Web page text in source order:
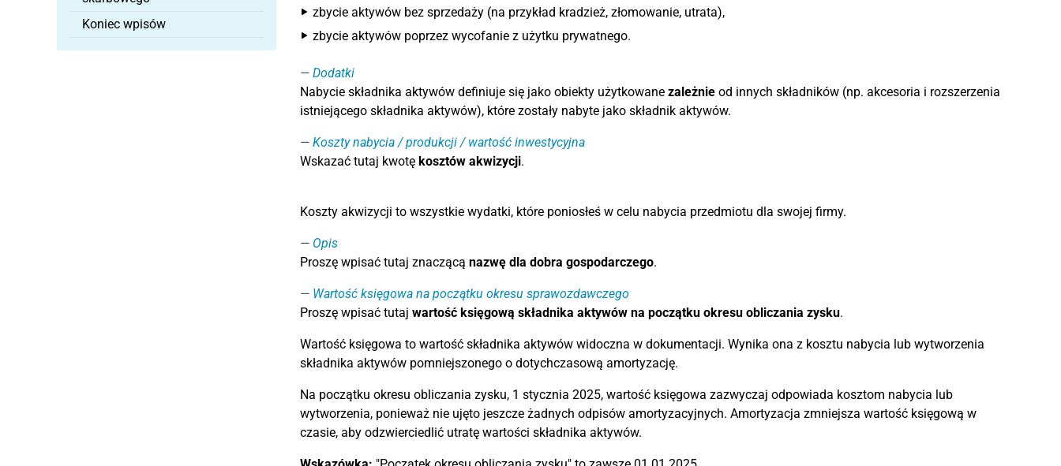
zbycie aktywów bez sprzedaży (na przykład kradzież, złomowanie, utrata),
zbycie aktywów poprzez wycofanie z użytku prywatnego.
Dodatki
Nabycie składnika aktywów definiuje się jako obiekty użytkowane zależnieod innych składników (np. akcesoria i rozszerzenia
istniejącego składnika aktywów), które zostały nabyte jako składnik aktywów.
Koszty nabycia / produkcji / wartość inwestycyjna
Wskazać tutaj kwotę kosztów akwizycji.
Koszty akwizycji to wszystkie wydatki, które poniosłeś w celu nabycia przedmiotu dla swojej firmy.
Opis
Proszę wpisać tutaj znaczącą nazwę dla dobra gospodarczego.
Wartość księgowa na początku okresu sprawozdawczego
Proszę wpisać tutaj wartość księgową składnika aktywów na początku okresu obliczania zysku.
Wartość księgowa to wartość składnika aktywów widoczna w dokumentacji. Wynika ona z kosztu nabycia lub wytworzenia
składnika aktywów pomniejszonego o dotychczasową amortyzację.
Na początku okresu obliczania zysku, 1 stycznia 2025, wartość księgowa zazwyczaj odpowiada kosztom nabycia lub
wytworzenia, ponieważ nie ujęto jeszcze żadnych odpisów amortyzacyjnych. Amortyzacja zmniejsza wartość księgową w
czasie, aby odzwierciedlić utratę wartości składnika aktywów.
Koniec wpisów